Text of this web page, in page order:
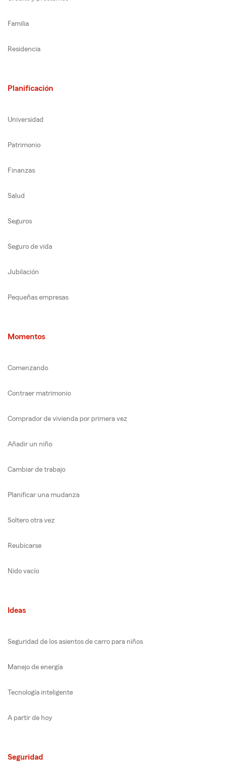
Familia
Residencia
Planificación
Universidad
Patrimonio
Finanzas
Salud
Seguros
Seguro de vida
Jubilación
Pequeñas empresas
Momentos
Comenzando
Contraer matrimonio
Comprador de vivienda por primera vez
Añadir un niño
Cambiar de trabajo
Planificar una mudanza
Soltero otra vez
Reubicarse
Nido vacío
Ideas
Seguridad de los asientos de carro para niños
Manejo de energía
Tecnología inteligente
A partir de hoy
Seguridad